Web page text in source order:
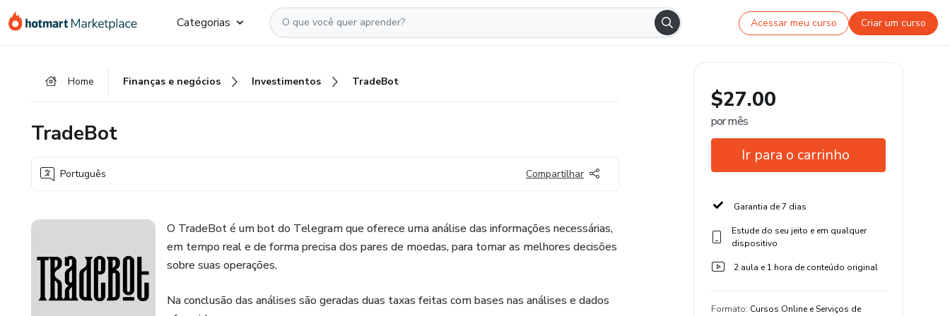
para
para
para
Categorias Acessar meu curso Criar um curso
Home Finanças e negócios Investimentos TradeBot
TradeBot
Português Compartilhar
O TradeBot é um bot do Telegram que oferece uma análise das informações necessárias,
em tempo real e de forma precisa dos pares de moedas, para tomar as melhores decisões
sobre suas operações.
Na conclusão das análises são geradas duas taxas feitas com bases nas análises e dados
$27.00
por mês
Ir para o carrinho
Garantia de 7 dias
Estude do seu jeito e em qualquer
dispositivo
2 aula e 1 hora de conteúdo original
Formato: Cursos Online e Serviços de